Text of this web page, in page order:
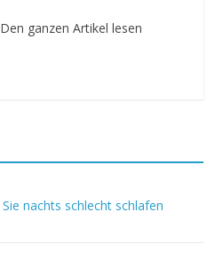
ganzen Artikel lesen
nachts schlecht schlafen